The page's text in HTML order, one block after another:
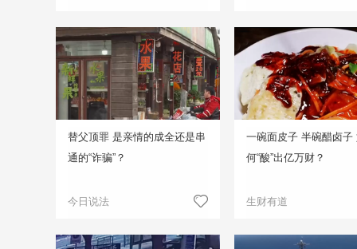
替父顶罪 是亲情的成全还是串
通的“诈骗”？
今日说法
一碗面皮子 半碗醋卤子
何“酸”出亿万财？
生财有道